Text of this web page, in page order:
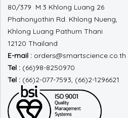
80/379 M.3 Khlong Luang 26
Phahonyothin Rd. Khlong Nueng,
Khlong Luang Pathum Thani
12120 Thailand
E-mail : orders@smartscience.co.th
Tel : (66)98-8250970
Tel : (66)2-077-7593, (66)2-1296621